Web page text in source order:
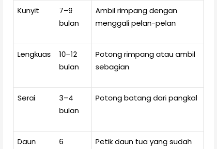
Kunyit
7–9
bulan
Ambil rimpang dengan
menggali pelan-pelan
Lengkuas
10–12
bulan
Potong rimpang atau ambil
sebagian
Serai
3–4
bulan
Potong batang dari pangkal
Daun
6
Petik daun tua yang sudah